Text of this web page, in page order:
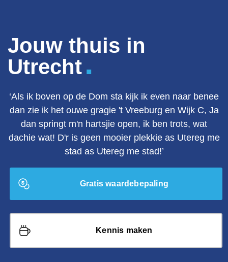
Jouw thuis in
Utrecht.
‘Als ik boven op de Dom sta kijk ik even naar benee
dan zie ik het ouwe gragie 't Vreeburg en Wijk C, Ja
dan springt m'n hartsjie open, ik ben trots, wat
dachie wat! D'r is geen mooier plekkie as Utereg me
stad as Utereg me stad!’
Gratis waardebepaling
Kennis maken